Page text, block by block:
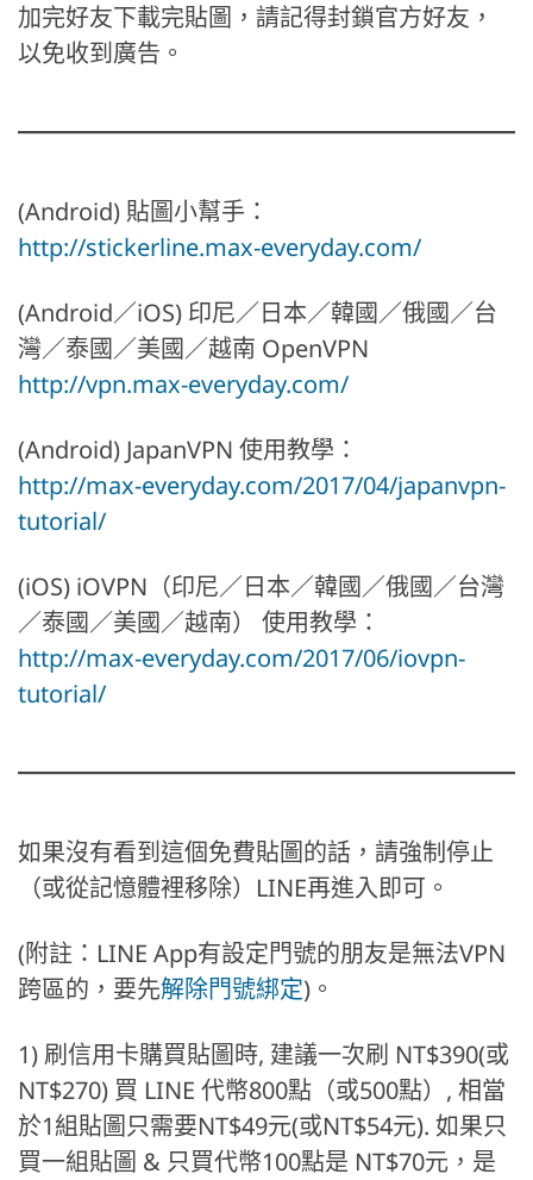
加完好友下載完貼圖，請記得封鎖官方好友，
以免收到廣告。
(Android) 貼圖小幫手：
http://stickerline.max-everyday.com/
(Android／iOS) 印尼／日本／韓國／俄國／台
灣／泰國／美國／越南 OpenVPN
http://vpn.max-everyday.com/
(Android) JapanVPN 使用教學：
http://max-everyday.com/2017/04/japanvpn-
tutorial/
(iOS) iOVPN（印尼／日本／韓國／俄國／台灣
／泰國／美國／越南） 使用教學：
http://max-everyday.com/2017/06/iovpn-
tutorial/
如果沒有看到這個免費貼圖的話，請強制停止
（或從記憶體裡移除）LINE再進入即可。
(附註：LINE App有設定門號的朋友是無法VPN
跨區的，要先解除門號綁定)。
1) 刷信用卡購買貼圖時, 建議一次刷 NT$390(或
NT$270) 買 LINE 代幣800點（或500點）, 相當
於1組貼圖只需要NT$49元(或NT$54元). 如果只
買一組貼圖 & 只買代幣100點是 NT$70元，是